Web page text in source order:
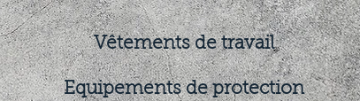
Vêtements de travail
Equipements de protection